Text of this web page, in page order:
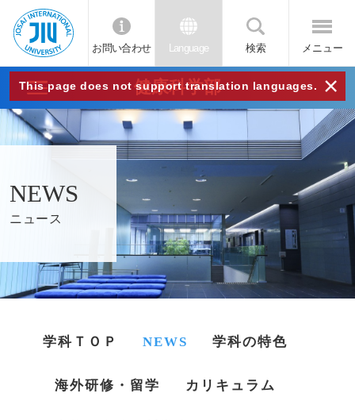
JIU
城西
大学
お問い合わせ Language 検索 メニュー
This page does not support translation languages. ×
健康科学部
NEWS
ニュース
学科ＴＯＰ NEWS 学科の特色
海外研修・留学 カリキュラム